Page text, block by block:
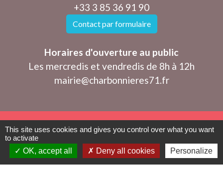
+33 3 85 36 91 90
Contact par formulaire
Horaires d'ouverture au public
Les mercredis et vendredis de 8h à 12h
mairie@charbonnieres71.fr
Mentions légales - Politique de confidentialité -
Accessibilité - Plan du site -
This site uses cookies and gives you control over what you want
to activate
OK, accept all
Deny all cookies Personalize